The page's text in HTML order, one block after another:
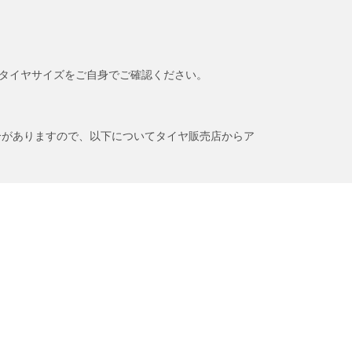
ヤサイズをご自身でご確認ください。
ありますので、以下についてタイヤ販売店からア